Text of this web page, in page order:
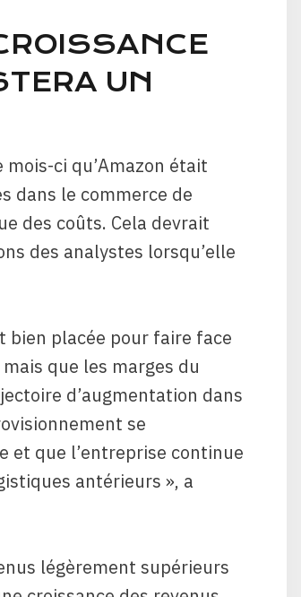
UN
ci qu’Amazon était
dans le commerce de
des coûts. Cela devrait
des analystes lorsqu’elle
bien placée pour faire face
que les marges du
d’augmentation dans
se
et que l’entreprise continue
antérieurs », a
légèrement supérieurs